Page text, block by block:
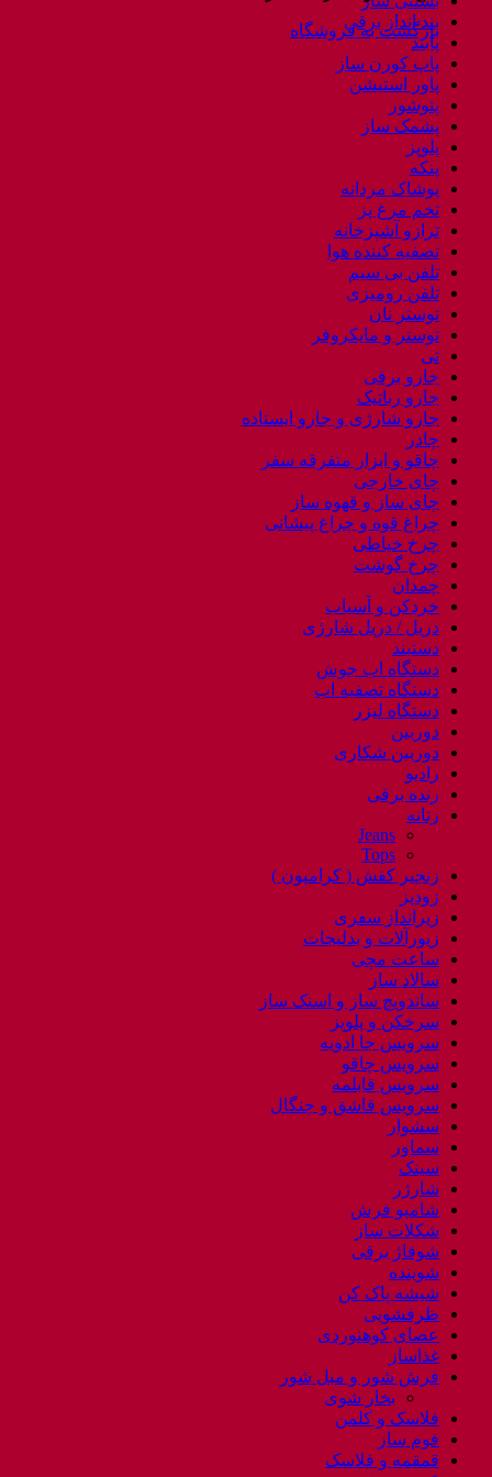
بازگشت به فروشگاه
بند انداز برقی
پابند
پاپ کورن ساز
پاور استیشن
پتوشور
پشمک ساز
پلوپز
پنکه
پوشاک مردانه
تخم مرغ پز
ترازو آشپزخانه
تصفیه کننده هوا
تلفن بی سیم
تلفن رومیزی
توستر نان
توستر و مایکروفر
تی
جارو برقی
جارو رباتیک
جارو شارژی و جارو ایستاده
چادر
چاقو و ابزار متفرقه سفر
چای خارجی
چای ساز و قهوه ساز
چراغ قوه و چراغ پیشانی
چرخ خیاطی
چرخ گوشت
چمدان
خردکن و آسیاب
دریل / دریل شارژی
دستبند
دستگاه اب جوش
دستگاه تصفیه اب
دستگاه لیزر
دوربین
دوربین شکاری
رادیو
رنده برقی
زنانه
Jeans
Tops
زنجیر کفش ( کرامپون )
زودپز
زیرانداز سفری
زیورآلات و بدلیجات
ساعت مچی
سالاد ساز
ساندویچ ساز و اسنک ساز
سرخکن و پلوپز
سرویس جا ادویه
سرویس چاقو
سرویس قابلمه
سرویس قاشق و چنگال
سشوار
سماور
سینک
شارژر
شامپو فرش
شکلات ساز
شوفاژ برقی
شوینده
شیشه پاک کن
ظرفشویی
عصای کوهنوردی
غذاساز
فرش شور و مبل شور
بخار شوی
فلاسک و کلمن
فوم ساز
قمقمه و فلاسک